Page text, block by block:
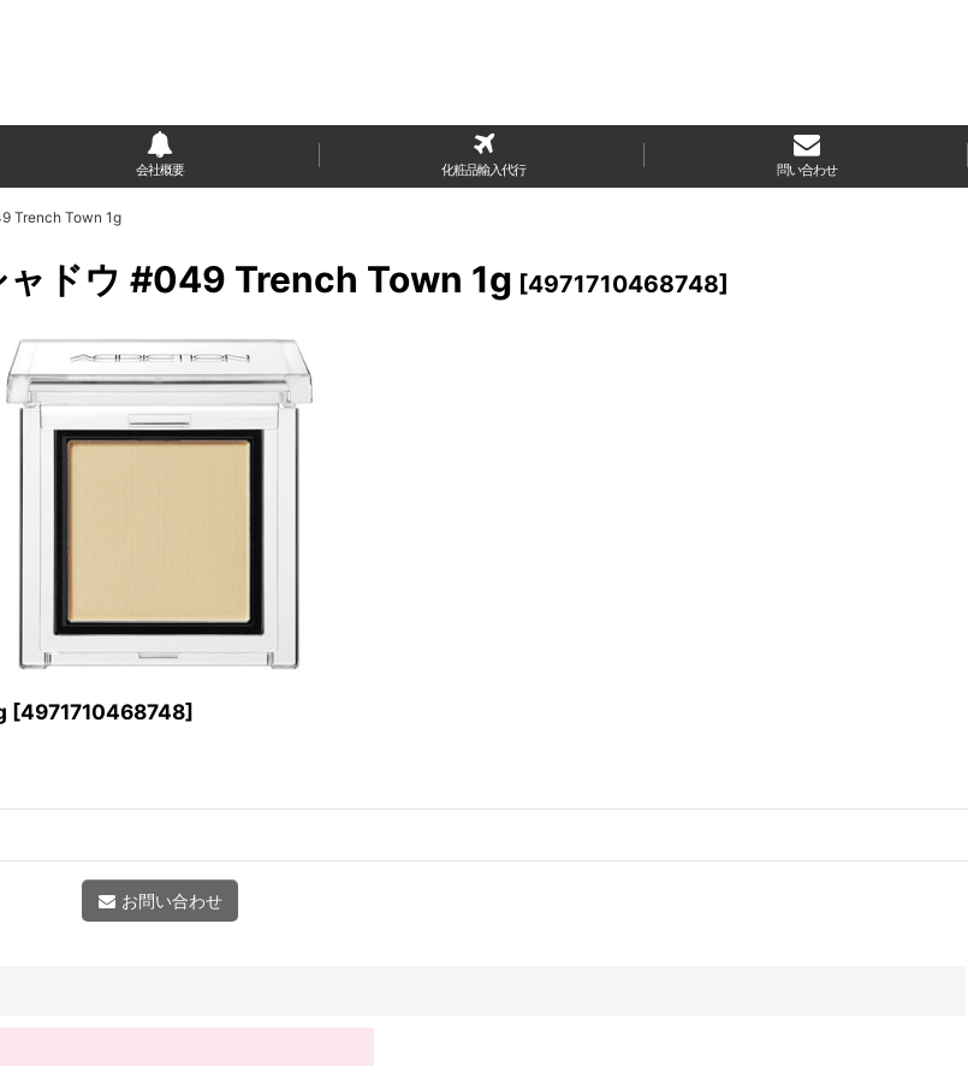
会社概要 化粧品輸入代行 問い合わせ
Trench Town 1g
ャドウ #049 Trench Town 1g [4971710468748]
[4971710468748]
お問い合わせ